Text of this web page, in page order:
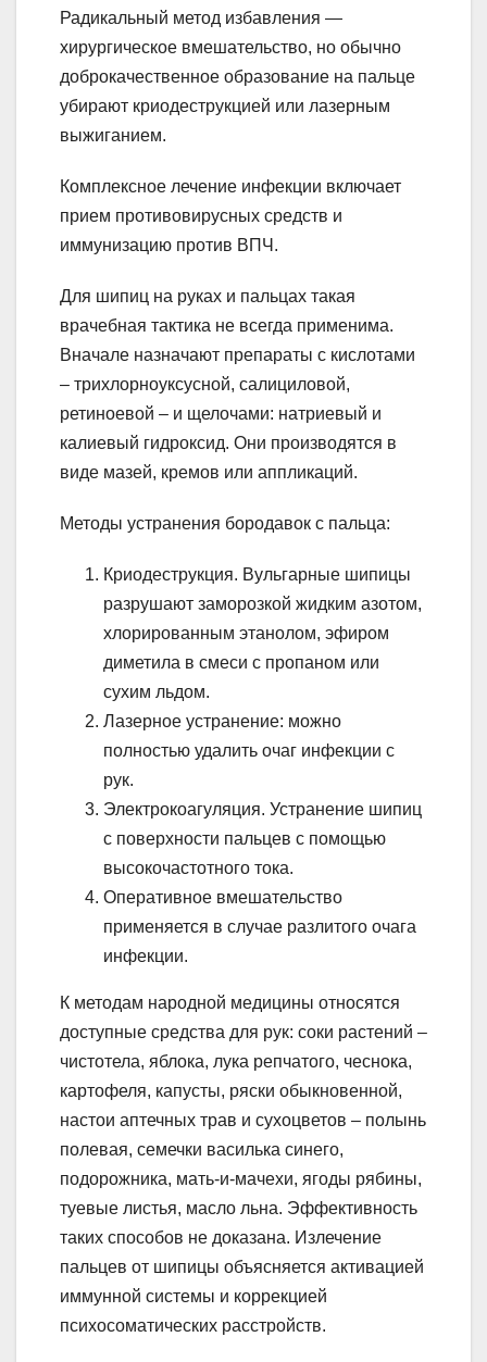
Радикальный метод избавления —
хирургическое вмешательство, но обычно
доброкачественное образование на пальце
убирают криодеструкцией или лазерным
выжиганием.
Комплексное лечение инфекции включает
прием противовирусных средств и
иммунизацию против ВПЧ.
Для шипиц на руках и пальцах такая
врачебная тактика не всегда применима.
Вначале назначают препараты с кислотами
– трихлорноуксусной, салициловой,
ретиноевой – и щелочами: натриевый и
калиевый гидроксид. Они производятся в
виде мазей, кремов или аппликаций.
Методы устранения бородавок с пальца:
Криодеструкция. Вульгарные шипицы
разрушают заморозкой жидким азотом,
хлорированным этанолом, эфиром
диметила в смеси с пропаном или
сухим льдом.
Лазерное устранение: можно
полностью удалить очаг инфекции с
рук.
Электрокоагуляция. Устранение шипиц
с поверхности пальцев с помощью
высокочастотного тока.
Оперативное вмешательство
применяется в случае разлитого очага
инфекции.
К методам народной медицины относятся
доступные средства для рук: соки растений –
чистотела, яблока, лука репчатого, чеснока,
картофеля, капусты, ряски обыкновенной,
настои аптечных трав и сухоцветов – полынь
полевая, семечки василька синего,
подорожника, мать-и-мачехи, ягоды рябины,
туевые листья, масло льна. Эффективность
таких способов не доказана. Излечение
пальцев от шипицы объясняется активацией
иммунной системы и коррекцией
психосоматических расстройств.